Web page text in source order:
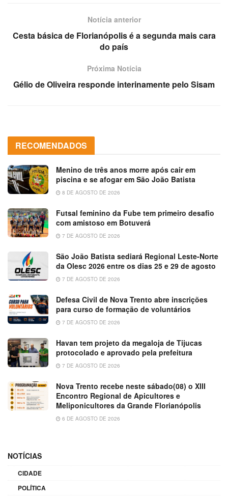
Notícia anterior
Cesta básica de Florianópolis é a segunda mais cara
do país
Próxima Notícia
Gélio de Oliveira responde interinamente pelo Sisam
RECOMENDADOS
Menino de três anos morre após cair em
piscina e se afogar em São João Batista
8 DE AGOSTO DE 2026
Futsal feminino da Fube tem primeiro desafio
com amistoso em Botuverá
7 DE AGOSTO DE 2026
São João Batista sediará Regional Leste-Norte
da Olesc 2026 entre os dias 25 e 29 de agosto
7 DE AGOSTO DE 2026
Defesa Civil de Nova Trento abre inscrições
para curso de formação de voluntários
7 DE AGOSTO DE 2026
Havan tem projeto da megaloja de Tijucas
protocolado e aprovado pela prefeitura
7 DE AGOSTO DE 2026
Nova Trento recebe neste sábado(08) o XIII
Encontro Regional de Apicultores e
Meliponicultores da Grande Florianópolis
6 DE AGOSTO DE 2026
NOTÍCIAS
CIDADE
POLÍTICA